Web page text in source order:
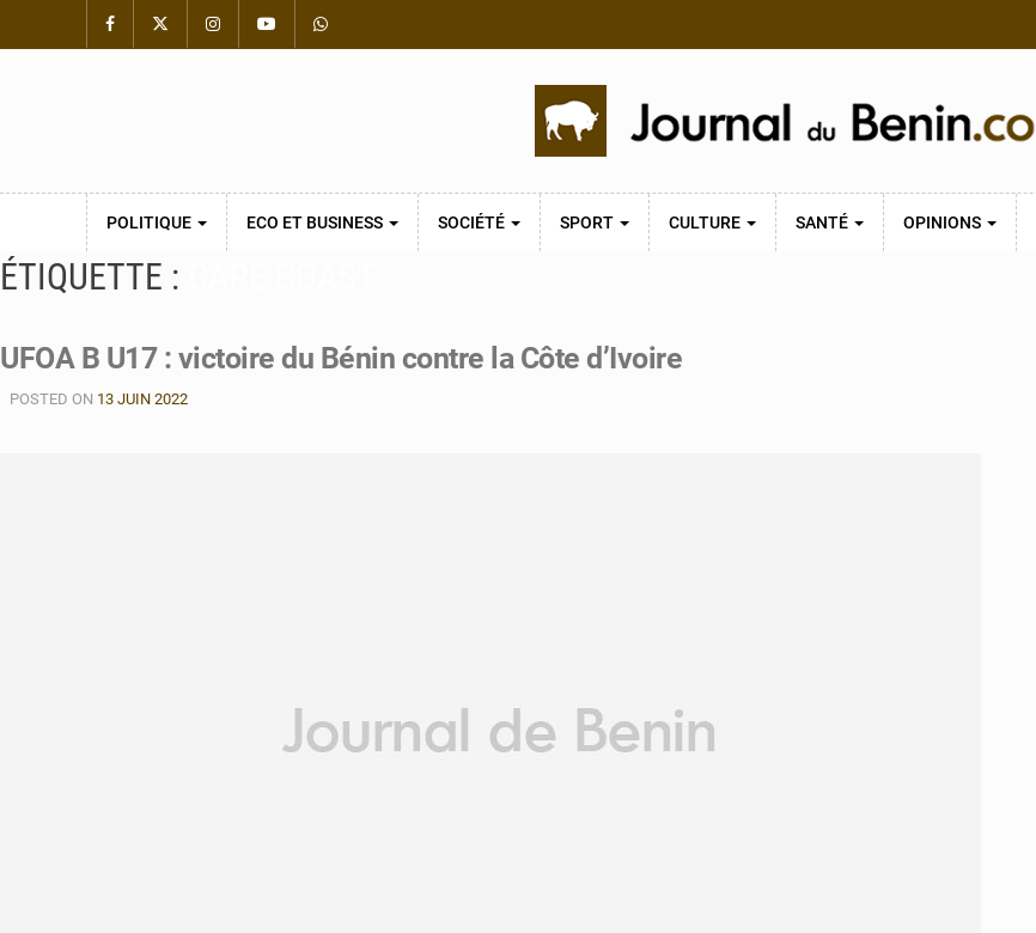
POLITIQUE ECO ET BUSINESS SOCIÉTÉ SPORT CULTURE SANTÉ OPINIONS
ÉTIQUETTE :
UFOA B U17 : victoire du Bénin contre la Côte d’Ivoire
POSTED ON 13 JUIN 2022